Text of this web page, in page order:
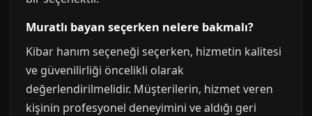
Muratlı bayan seçerken nelere bakmalı?
Kibar hanım seçeneği seçerken, hizmetin kalitesi
ve güvenilirliği öncelikli olarak
değerlendirilmelidir. Müşterilerin, hizmet veren
kişinin profesyonel deneyimini ve aldığı geri